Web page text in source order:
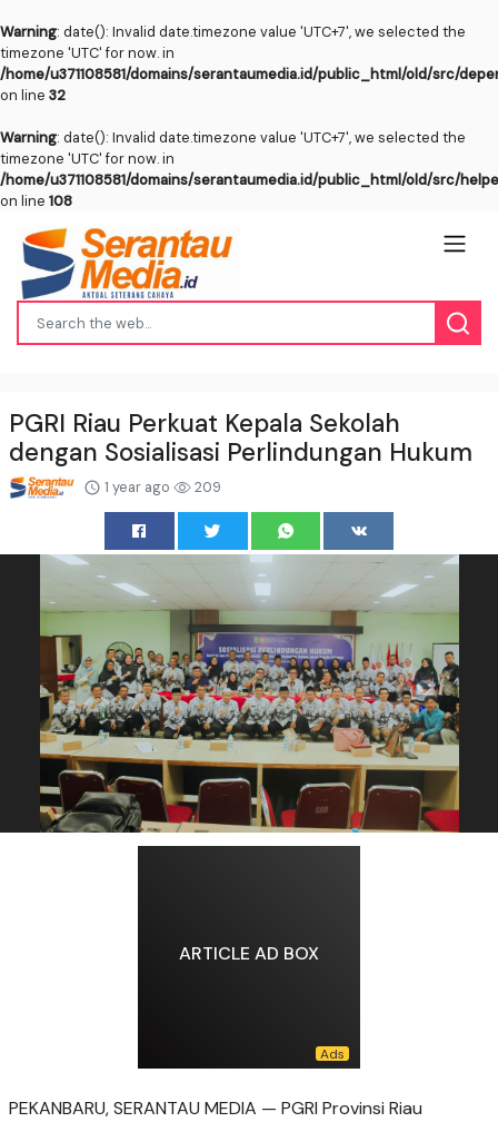
Warning: date(): Invalid date.timezone value 'UTC+7', we selected the
timezone 'UTC' for now. in
/home/u371108581/domains/serantaumedia.id/public_html/old/src/
on line 32
Warning: date(): Invalid date.timezone value 'UTC+7', we selected the
timezone 'UTC' for now. in
/home/u371108581/domains/serantaumedia.id/public_html/old/src/
on line 108
PGRI Riau Perkuat Kepala Sekolah
dengan Sosialisasi Perlindungan Hukum
1 year ago 209
ARTICLE AD BOX
PEKANBARU, SERANTAU MEDIA — PGRI Provinsi Riau